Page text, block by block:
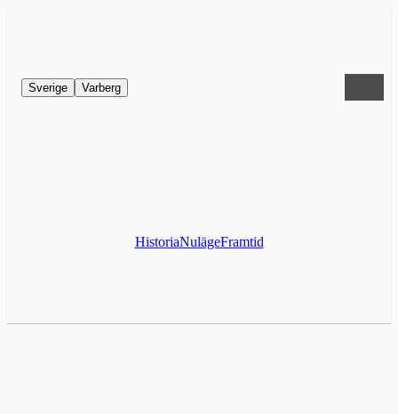
Sverige Varberg
HistoriaNulägeFramtid